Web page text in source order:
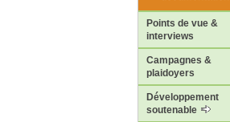
Points de vue &
interviews
Campagnes &
plaidoyers
Développement
soutenable